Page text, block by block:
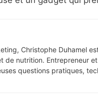
Christophe Duhamel
de nutrition. Entrepreneur
questions pratiques,